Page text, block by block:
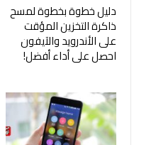
دليل خطوة بخطوة لمسح
ذاكرة التخزين المؤقت
على الأندرويد والآيفون
احصل على أداء أفضل!